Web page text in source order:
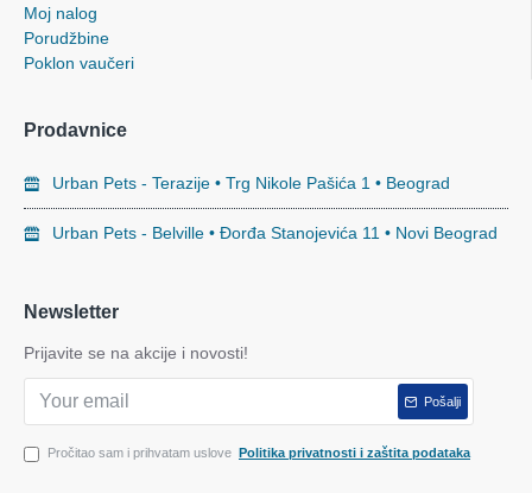
Moj nalog
Porudžbine
Poklon vaučeri
Prodavnice
Urban Pets - Terazije • Trg Nikole Pašića 1 • Beograd
Urban Pets - Belville • Đorđa Stanojevića 11 • Novi Beograd
Newsletter
Prijavite se na akcije i novosti!
Pošalji
Pročitao sam i prihvatam uslove Politika privatnosti i zaštita podataka